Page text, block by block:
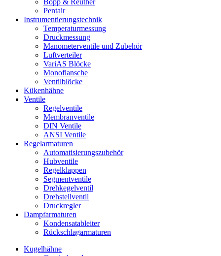
Pentair
Instrumentierungs­technik
Temperaturmessung
Druckmessung
Manometerventile und Zubehör
Luftverteiler
VariAS Blöcke
Monoflansche
Ventilblöcke
Kükenhähne
Ventile
Regelventile
Membranventile
DIN Ventile
ANSI Ventile
Regelarmaturen
Automatisierungszubehör
Hubventile
Regelklappen
Segmentventile
Drehkegelventil
Drehstellventil
Druckregler
Dampfarmaturen
Kondensatableiter
Rückschlagarmaturen
Kugelhähne